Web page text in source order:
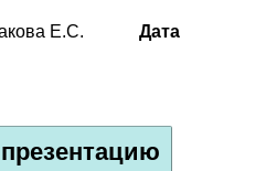
Е.С.
Дата